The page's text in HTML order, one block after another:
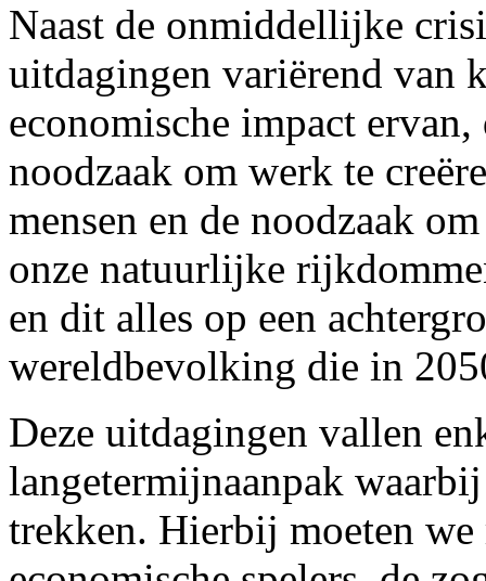
Naast de onmiddellijke
uitdagingen variërend van
economische impact
noodzaak om werk te
mensen en de noodzaak
onze natuurlijke
en dit alles op een
wereldbevolking die in
Deze uitdagingen vallen
langetermijnaanpak
trekken. Hierbij moeten